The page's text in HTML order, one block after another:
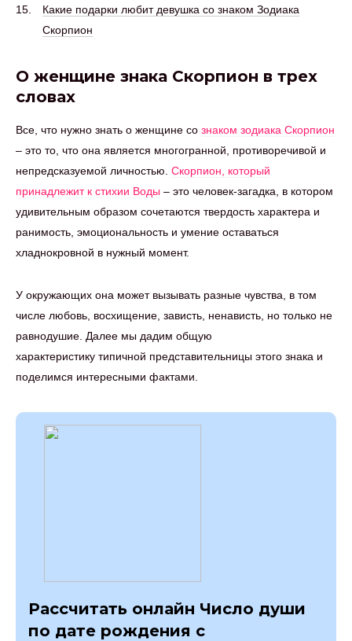
Какие подарки любит девушка со знаком Зодиака
Скорпион
О женщине знака Скорпион в трех
словах
Все, что нужно знать о женщине со знаком зодиака Скорпион
– это то, что она является многогранной, противоречивой и
непредсказуемой личностью. Скорпион, который
принадлежит к стихии Воды – это человек-загадка, в котором
удивительным образом сочетаются твердость характера и
ранимость, эмоциональность и умение оставаться
хладнокровной в нужный момент.
У окружающих она может вызывать разные чувства, в том
числе любовь, восхищение, зависть, ненависть, но только не
равнодушие. Далее мы дадим общую
характеристику типичной представительницы этого знака и
поделимся интересными фактами.
Рассчитать онлайн Число души
по дате рождения с